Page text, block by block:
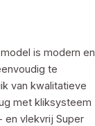
is modern en
te
van kwalitatieve
met kliksysteem
en vlekvrij Super